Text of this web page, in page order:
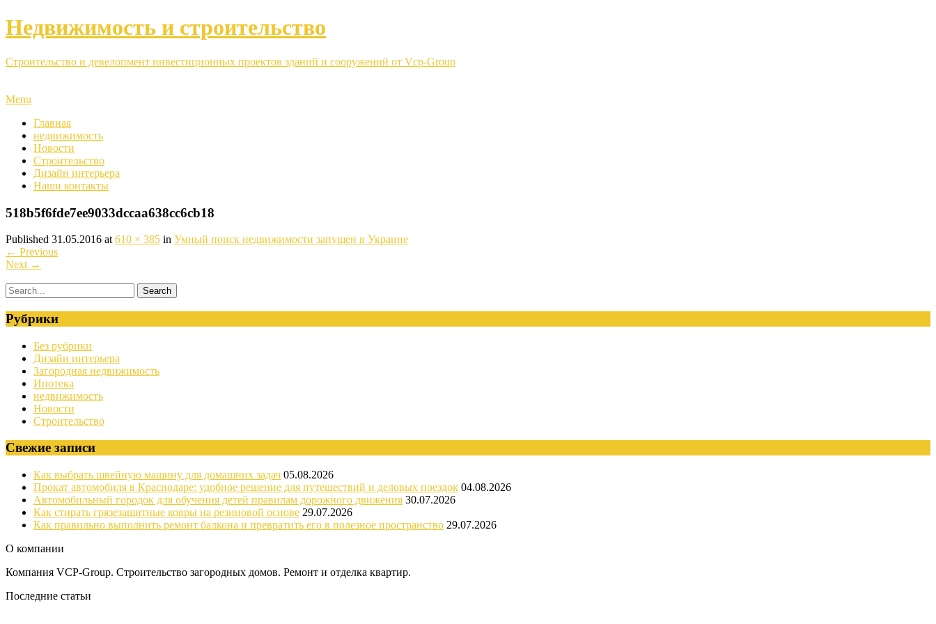
Недвижимость и строительство
Строительство и девелопмент инвестиционных проектов зданий и сооружений от Vcp-Group
Menu
Главная
недвижимость
Новости
Строительство
Дизайн интерьера
Наши контакты
518b5f6fde7ee9033dccaa638cc6cb18
Published 31.05.2016 at 610 × 385 in Умный поиск недвижимости запущен в Украине
← Previous
Next →
Рубрики
Без рубрики
Дизайн интерьера
Загородная недвижимость
Ипотека
недвижимость
Новости
Строительство
Свежие записи
Как выбрать швейную машину для домашних задач 05.08.2026
Прокат автомобиля в Краснодаре: удобное решение для путешествий и деловых поездок 04.08.2026
Автомобильный городок для обучения детей правилам дорожного движения 30.07.2026
Как стирать грязезащитные ковры на резиновой основе 29.07.2026
Как правильно выполнить ремонт балкона и превратить его в полезное пространство 29.07.2026
О компании
Компания VCP-Group. Строительство загородных домов. Ремонт и отделка квартир.
Последние статьи